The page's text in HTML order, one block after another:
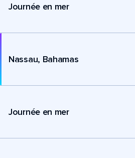
Journée en mer
Nassau, Bahamas
Journée en mer